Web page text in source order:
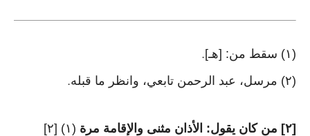
(١) سقط من: [هـ] .
(٢) مرسل، عبد الرحمن تابعي، وانظر ما قبله .
[٢] من كان يقول: الأذان مثنى والإقامة مرة (١) [٢]